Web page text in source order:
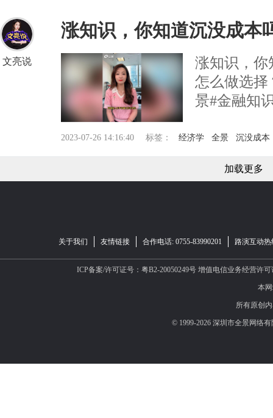
文亮说
涨知识，你知道沉没成本
涨知识，你
怎么做选择
景#金融知
2023-07-26 14:16:40 标签： 经济学 全景 沉没成本
加载更多
关于我们 友情链接 合作电话: 0755-83990201 路演互动热
ICP备案/许可证号：粤B2-20050249号 增值电信业务经营许可
本
所有原创
© 1999-2026 深圳市全景网络